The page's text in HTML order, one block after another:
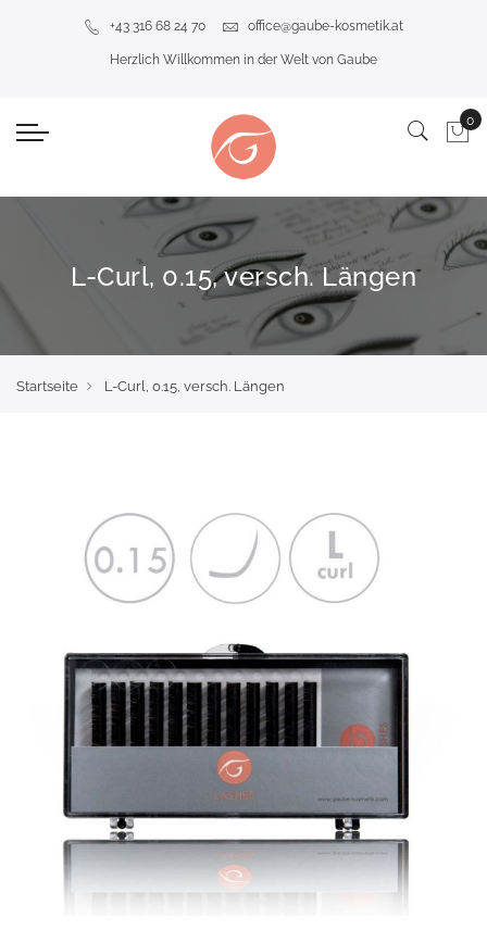
+43 316 68 24 70 office@gaube-kosmetik.at
Herzlich Willkommen in der Welt von Gaube
L-Curl, 0.15, versch. Längen
Startseite L-Curl, 0.15, versch. Längen